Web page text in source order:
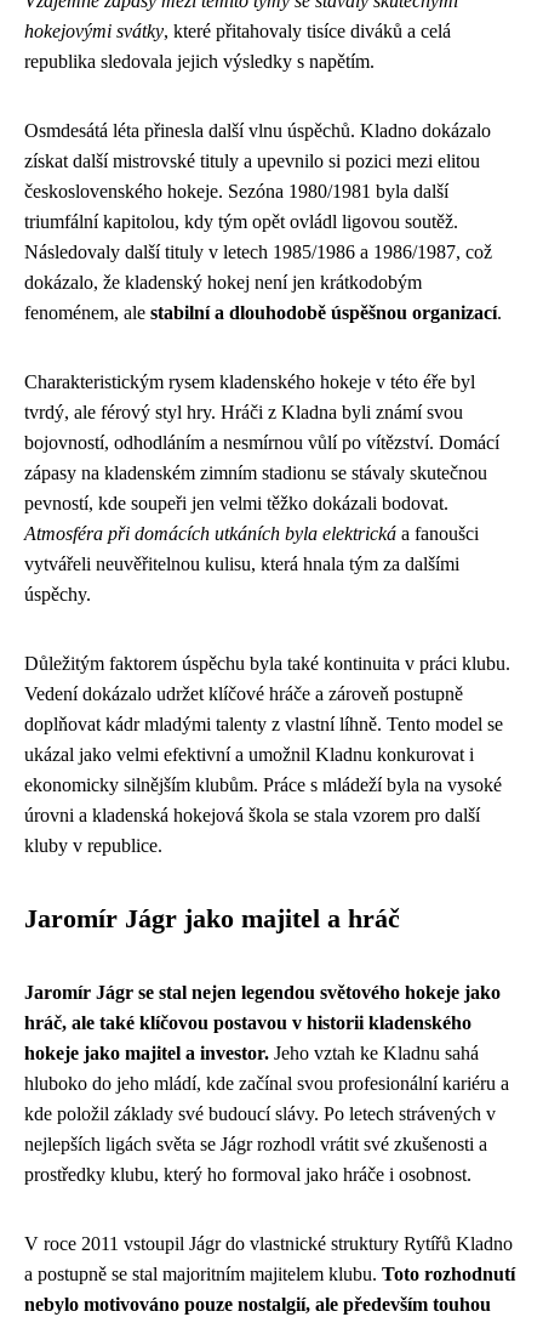
hokejovými svátky, které přitahovaly tisíce diváků a celá
republika sledovala jejich výsledky s napětím.
Osmdesátá léta přinesla další vlnu úspěchů. Kladno dokázalo
získat další mistrovské tituly a upevnilo si pozici mezi elitou
československého hokeje. Sezóna 1980/1981 byla další
triumfální kapitolou, kdy tým opět ovládl ligovou soutěž.
Následovaly další tituly v letech 1985/1986 a 1986/1987, což
dokázalo, že kladenský hokej není jen krátkodobým
fenoménem, ale stabilní a dlouhodobě úspěšnou organizací.
Charakteristickým rysem kladenského hokeje v této éře byl
tvrdý, ale férový styl hry. Hráči z Kladna byli známí svou
bojovností, odhodláním a nesmírnou vůlí po vítězství. Domácí
zápasy na kladenském zimním stadionu se stávaly skutečnou
pevností, kde soupeři jen velmi těžko dokázali bodovat.
Atmosféra při domácích utkáních byla elektrická a fanoušci
vytvářeli neuvěřitelnou kulisu, která hnala tým za dalšími
úspěchy.
Důležitým faktorem úspěchu byla také kontinuita v práci klubu.
Vedení dokázalo udržet klíčové hráče a zároveň postupně
doplňovat kádr mladými talenty z vlastní líhně. Tento model se
ukázal jako velmi efektivní a umožnil Kladnu konkurovat i
ekonomicky silnějším klubům. Práce s mládeží byla na vysoké
úrovni a kladenská hokejová škola se stala vzorem pro další
kluby v republice.
Jaromír Jágr jako majitel a hráč
Jaromír Jágr se stal nejen legendou světového hokeje jako
hráč, ale také klíčovou postavou v historii kladenského
hokeje jako majitel a investor. Jeho vztah ke Kladnu sahá
hluboko do jeho mládí, kde začínal svou profesionální kariéru a
kde položil základy své budoucí slávy. Po letech strávených v
nejlepších ligách světa se Jágr rozhodl vrátit své zkušenosti a
prostředky klubu, který ho formoval jako hráče i osobnost.
V roce 2011 vstoupil Jágr do vlastnické struktury Rytířů Kladno
a postupně se stal majoritním majitelem klubu. Toto rozhodnutí
nebylo motivováno pouze nostalgií, ale především touhou